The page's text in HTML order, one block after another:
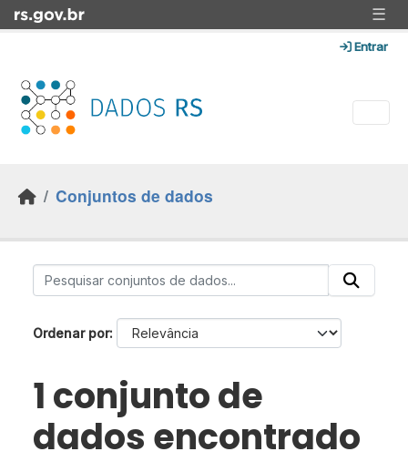
Skip to main content ☰
Entrar
Conjuntos de dados
Ordenar por
1 conjunto de
dados encontrado